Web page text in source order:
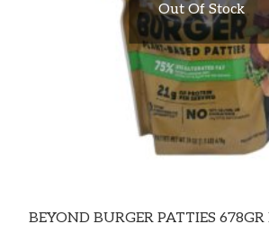
Out Of Stock
BEYOND BURGER PATTIES